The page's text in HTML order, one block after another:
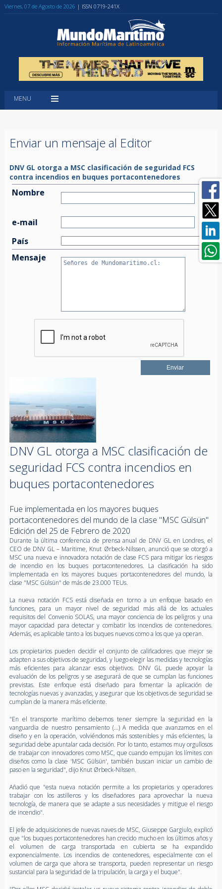
Viernes, 07 de Agosto de 2026 | ISSN 0719-241X
MENU
Enviar un mensaje al Editor
DNV GL otorga a MSC clasificación de seguridad FCS
contra incendios en buques portacontenedores
Nombre
e-mail
País
Mensaje
DNV GL otorga a MSC clasificación de
seguridad FCS contra incendios en
buques portacontenedores
Fue implementada en los mayores buques
portacontenedores del mundo de la clase "MSC Gülsün"
Edición del 25 de Febrero de 2020
Durante la última conferencia de prensa anual de DNV GL en Londres, el
CEO de DNV GL – Maritime, Knut Ørbeck-Nilssen, anunció que se otorgó a
MSC una nueva e innovadora notación de clase FCS para mitigar los riesgos
de incendio en los buques portacontenedores. La clasificación ha sido
implementada en los mayores buques portacontenedores del mundo, la
clase "MSC Gülsün" de más de 23.000 TEUs.
La nueva notación FCS está diseñada en torno a un enfoque basado en
funciones, para un mayor nivel de seguridad más allá de los actuales
requisitos del Convenio SOLAS, una mayor conciencia de los peligros y una
mayor capacidad para detectar y combatir los incendios de contenedores.
Además, es aplicable tanto a los buques nuevos como a los que ya operan.
Los propietarios pueden decidir el conjunto de calificadores que mejor se
adapten a sus objetivos de seguridad, y luego elegir las medidas y tecnologías
más eficientes para alcanzar esos objetivos. DNV GL puede apoyar la
evaluación de los peligros y se asegurará de que se cumplan las funciones
previstas. Este enfoque está diseñado para fomentar la aplicación de
tecnologías nuevas y avanzadas, y asegurar que los objetivos de seguridad se
cumplan de la manera más eficiente.
"En el transporte marítimo debemos tener siempre la seguridad en la
vanguardia de nuestro pensamiento (…) A medida que avanzamos en el
diseño y en la operación, volviéndonos más sostenibles y más eficientes, la
seguridad debe apuntalar cada decisión. Por lo tanto, estamos muy orgullosos
de trabajar con innovadores como MSC, que cuando empujan los límites con
diseños como la clase 'MSC Gülsün', también buscan iniciar un cambio de
paso en la seguridad", dijo Knut Ørbeck-Nilssen.
Añadió que "esta nueva notación permite a los propietarios y operadores
trabajar con los astilleros y los diseñadores para aprovechar la nueva
tecnología, de manera que se adapte a sus necesidades y mitigue el riesgo
de incendio".
El jefe de adquisiciones de nuevas naves de MSC, Giuseppe Gargiulo, explicó
que "los buques portacontenedores han crecido mucho en los últimos años y
el volumen de carga transportada en cubierta se ha expandido
exponencialmente. Los incendios de contenedores, especialmente con el
volumen de carga que ahora se transporta, pueden representar un riesgo
sustancial para la seguridad de la tripulación, la carga y el buque".